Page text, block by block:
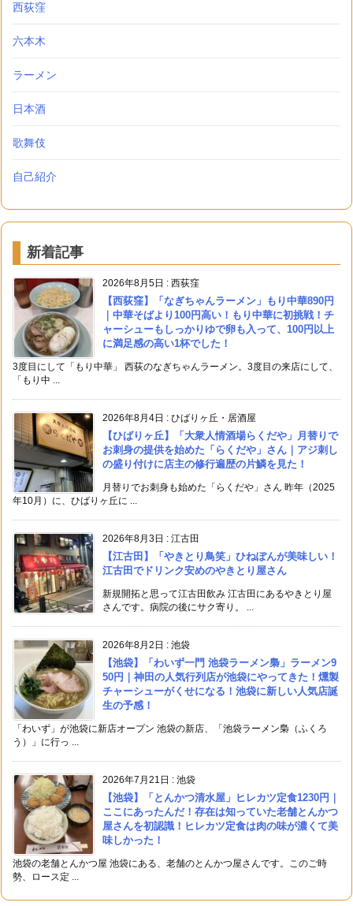
西荻窪
六本木
ラーメン
日本酒
歌舞伎
自己紹介
新着記事
2026年8月5日 : 西荻窪
【西荻窪】「なぎちゃんラーメン」もり中華890円
｜中華そばより100円高い！もり中華に初挑戦！チ
ャーシューもしっかりゆで卵も入って、100円以上
に満足感の高い1杯でした！
3度目にして「もり中華」 西荻のなぎちゃんラーメン。3度目の来店にして、
「もり中 ...
2026年8月4日 : ひばりヶ丘・居酒屋
【ひばりヶ丘】「大衆人情酒場らくだや」月替りで
お刺身の提供を始めた「らくだや」さん｜アジ刺し
の盛り付けに店主の修行遍歴の片鱗を見た！
月替りでお刺身も始めた「らくだや」さん 昨年（2025
年10月）に、ひばりヶ丘に ...
2026年8月3日 : 江古田
【江古田】「やきとり鳥笑」ひねぽんが美味しい！
江古田でドリンク安めのやきとり屋さん
新規開拓と思って江古田飲み 江古田にあるやきとり屋
さんです。病院の後にサク寄り。 ...
2026年8月2日 : 池袋
【池袋】「わいず一門 池袋ラーメン梟」ラーメン9
50円｜神田の人気行列店が池袋にやってきた！燻製
チャーシューがくせになる！池袋に新しい人気店誕
生の予感！
「わいず」が池袋に新店オープン 池袋の新店、「池袋ラーメン梟（ふくろ
う）」に行っ ...
2026年7月21日 : 池袋
【池袋】「とんかつ清水屋」ヒレカツ定食1230円｜
ここにあったんだ！存在は知っていた老舗とんかつ
屋さんを初認識！ヒレカツ定食は肉の味が濃くて美
味しかった！
池袋の老舗とんかつ屋 池袋にある、老舗のとんかつ屋さんです。このご時
勢、ロース定 ...